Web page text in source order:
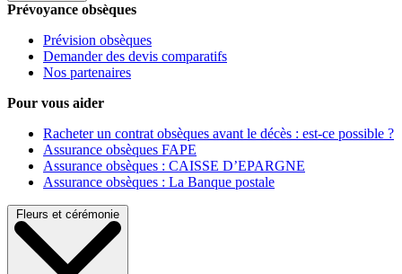
Prévoyance obsèques
Prévision obsèques
Demander des devis comparatifs
Nos partenaires
Pour vous aider
Racheter un contrat obsèques avant le décès : est-ce possible ?
Assurance obsèques FAPE
Assurance obsèques : CAISSE D’EPARGNE
Assurance obsèques : La Banque postale
Fleurs et cérémonie